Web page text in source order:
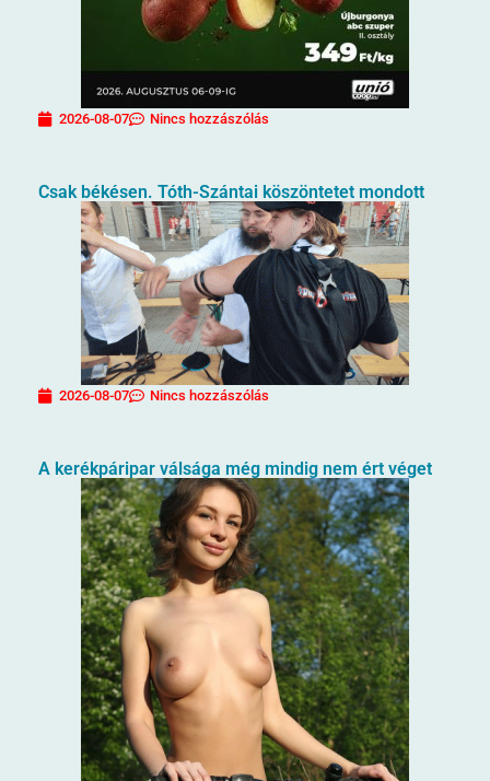
2026-08-07 Nincs hozzászólás
Csak békésen. Tóth-Szántai köszöntetet mondott
2026-08-07 Nincs hozzászólás
A kerékpáripar válsága még mindig nem ért véget